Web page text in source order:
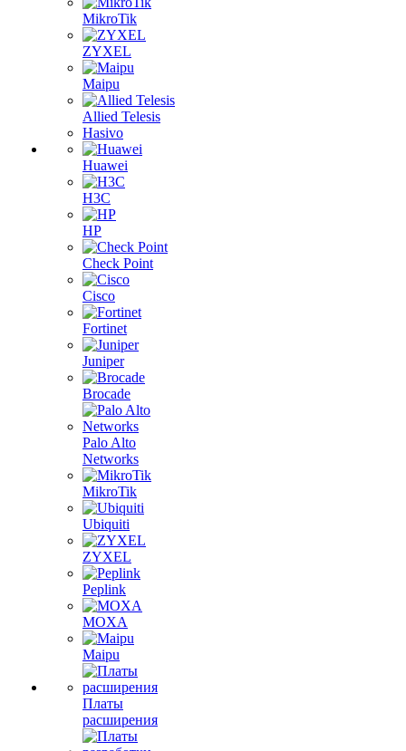
MikroTik
ZYXEL
Maipu
Allied Telesis
Hasivo
Huawei
H3C
HP
Check Point
Cisco
Fortinet
Juniper
Brocade
Palo Alto
Networks
MikroTik
Ubiquiti
ZYXEL
Peplink
MOXA
Maipu
Платы
расширения